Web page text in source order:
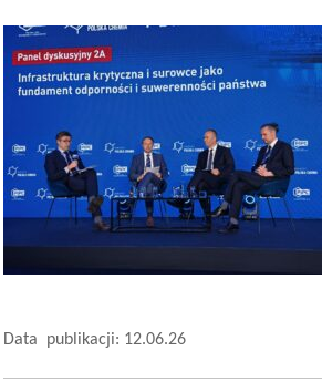
Data publikacji: 12.06.26